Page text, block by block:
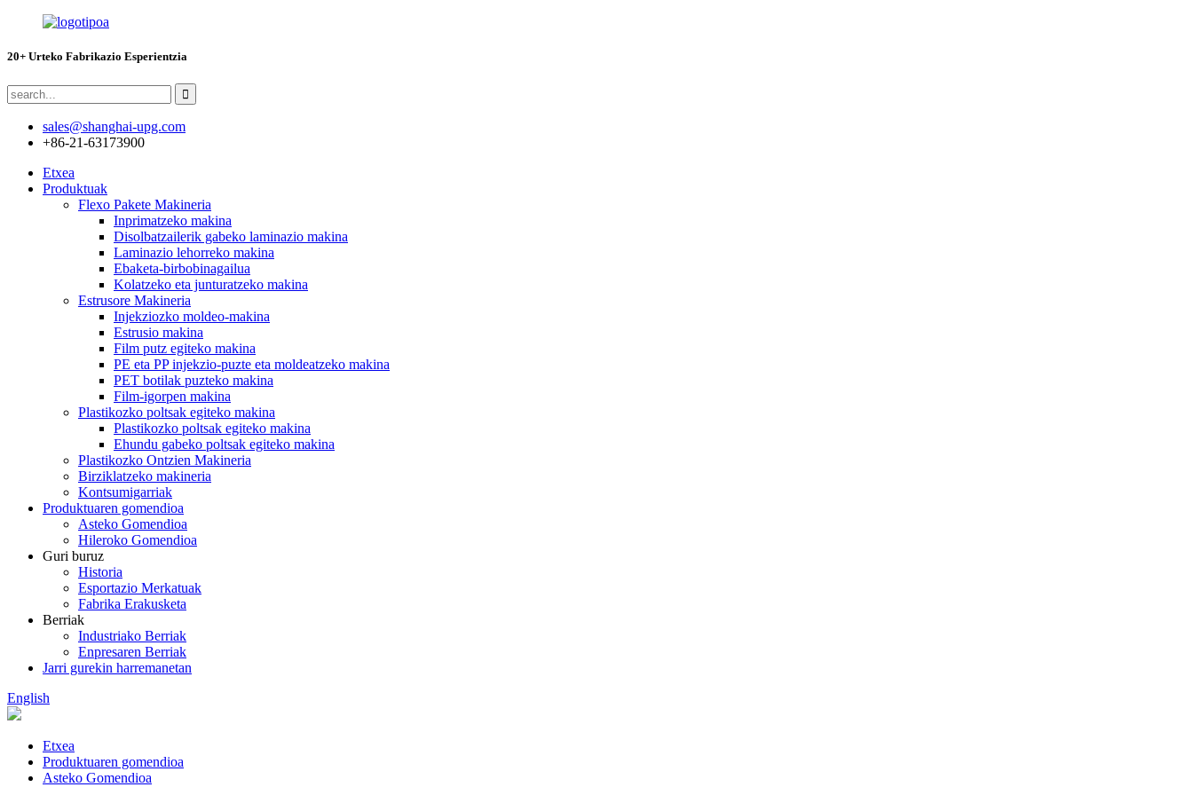
20+ Urteko Fabrikazio Esperientzia
sales@shanghai-upg.com
+86-21-63173900
Etxea
Produktuak
Flexo Pakete Makineria
Inprimatzeko makina
Disolbatzailerik gabeko laminazio makina
Laminazio lehorreko makina
Ebaketa-birbobinagailua
Kolatzeko eta junturatzeko makina
Estrusore Makineria
Injekziozko moldeo-makina
Estrusio makina
Film putz egiteko makina
PE eta PP injekzio-puzte eta moldeatzeko makina
PET botilak puzteko makina
Film-igorpen makina
Plastikozko poltsak egiteko makina
Plastikozko poltsak egiteko makina
Ehundu gabeko poltsak egiteko makina
Plastikozko Ontzien Makineria
Birziklatzeko makineria
Kontsumigarriak
Produktuaren gomendioa
Asteko Gomendioa
Hileroko Gomendioa
Guri buruz
Historia
Esportazio Merkatuak
Fabrika Erakusketa
Berriak
Industriako Berriak
Enpresaren Berriak
Jarri gurekin harremanetan
English
Etxea
Produktuaren gomendioa
Asteko Gomendioa